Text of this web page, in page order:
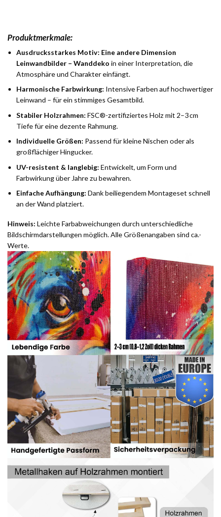
Produktmerkmale:
Ausdrucksstarkes Motiv: Eine andere Dimension
Leinwandbilder – Wanddeko in einer Interpretation, die
Atmosphäre und Charakter einfängt.
Harmonische Farbwirkung: Intensive Farben auf hochwertiger
Leinwand – für ein stimmiges Gesamtbild.
Stabiler Holzrahmen: FSC®-zertifiziertes Holz mit 2–3 cm
Tiefe für eine dezente Rahmung.
Individuelle Größen: Passend für kleine Nischen oder als
großflächiger Hingucker.
UV-resistent & langlebig: Entwickelt, um Form und
Farbwirkung über Jahre zu bewahren.
Einfache Aufhängung: Dank beiliegendem Montageset schnell
an der Wand platziert.
Hinweis: Leichte Farbabweichungen durch unterschiedliche
Bildschirmdarstellungen möglich. Alle Größenangaben sind ca.-
Werte.